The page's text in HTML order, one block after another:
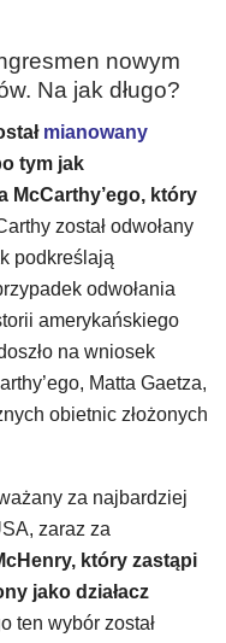
nowym
Na jak długo?
mianowany
tym jak
McCarthy’ego, który
został odwołany
podkreślają
odwołania
amerykańskiego
na wniosek
Matta Gaetza,
obietnic złożonych
za najbardziej
zaraz za
który zastąpi
jako działacz
ten wybór został